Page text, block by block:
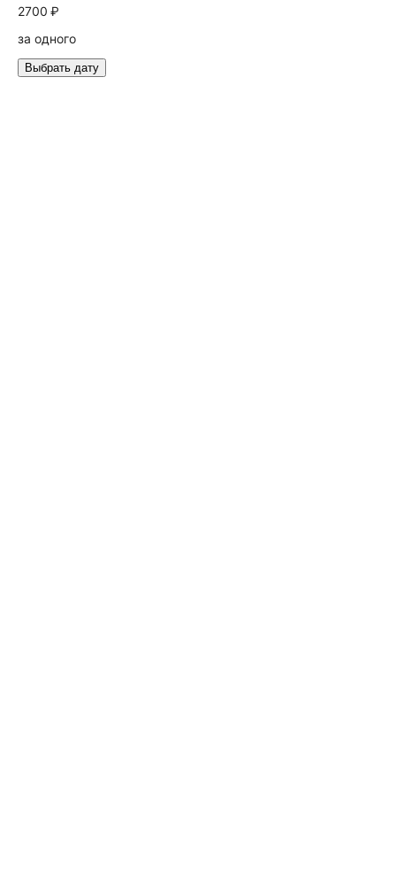
2700 ₽
за одного
Выбрать дату